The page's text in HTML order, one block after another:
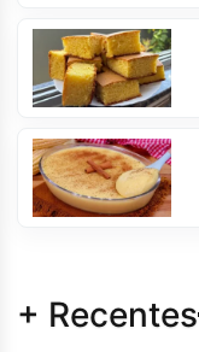
+ Recentes